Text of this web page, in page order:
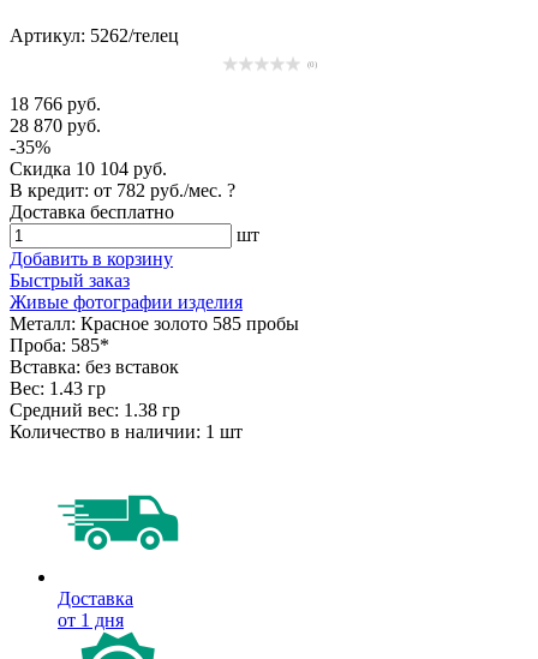
Артикул: 5262/телец
(0)
18 766 руб.
28 870 руб.
-35%
Скидка 10 104 руб.
В кредит: от 782 руб./мес. ?
Доставка бесплатно
шт
Добавить в корзину
Быстрый заказ
Живые фотографии изделия
Металл: Красное золото 585 пробы
Проба: 585*
Вставка: без вставок
Вес: 1.43 гр
Средний вес: 1.38 гр
Количество в наличии: 1 шт
Доставка
от 1 дня